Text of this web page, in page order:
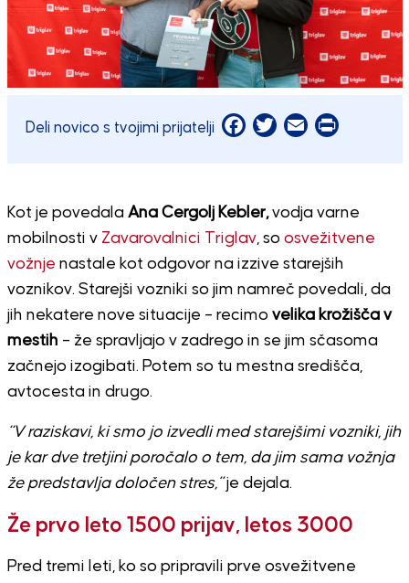
Deli novico s tvojimi prijatelji Facebook
Twitter
EmailPrint
Kot je povedala Ana Cergolj Kebler,vodja varne
mobilnosti v Zavarovalnici Triglav, so osvežitvene
vožnje nastale kot odgovor na izzive starejših
voznikov. Starejši vozniki so jim namreč povedali, da
jih nekatere nove situacije – recimo velika krožišča v
mestih – že spravljajo v zadrego in se jim sčasoma
začnejo izogibati. Potem so tu mestna središča,
avtocesta in drugo.
“V raziskavi, ki smo jo izvedli med starejšimi vozniki, jih
je kar dve tretjini poročalo o tem, da jim sama vožnja
že predstavlja določen stres,”je dejala.
Že prvo leto 1500 prijav, letos 3000
Pred tremi leti, ko so pripravili prve osvežitvene